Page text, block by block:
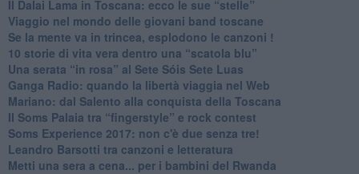
Il Dalai Lama in Toscana: ecco le sue “stelle”
Viaggio nel mondo delle giovani band toscane
Se la mente va in trincea, esplodono le canzoni !
​10 storie di vita vera dentro una “scatola blu”
​Una serata “in rosa” al Sete Sóis Sete Luas
Ganga Radio: quando la libertà viaggia nel Web
Mariano: dal Salento alla conquista della Toscana
​Il Soms Palaia tra “fingerstyle” e rock contest
Soms Experience 2017: non c'è due senza tre!
​Leandro Barsotti tra canzoni e letteratura
​Metti una sera a cena... per i bambini del Rwanda